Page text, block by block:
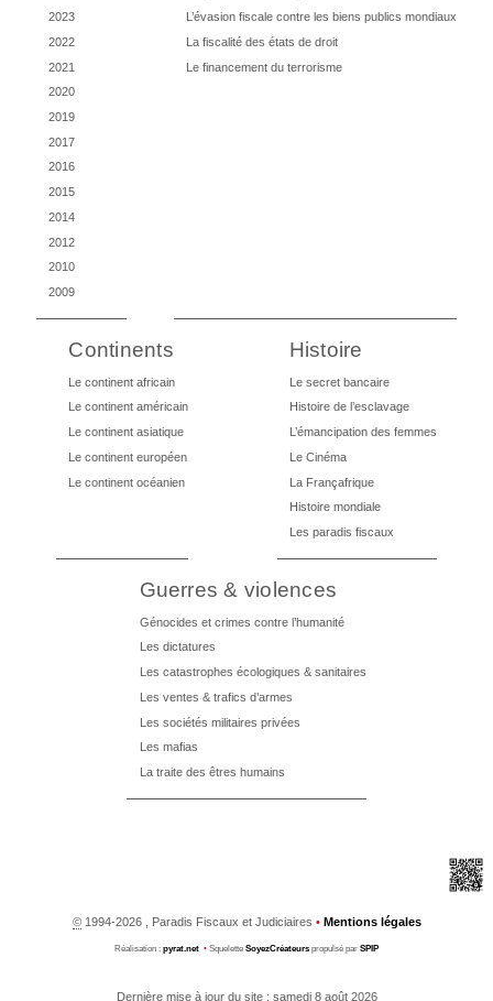
2023
2022
2021
2020
2019
2017
2016
2015
2014
2012
2010
2009
L’évasion fiscale contre les biens publics mondiaux
La fiscalité des états de droit
Le financement du terrorisme
Continents
Le continent africain
Le continent américain
Le continent asiatique
Le continent européen
Le continent océanien
Histoire
Le secret bancaire
Histoire de l’esclavage
L’émancipation des femmes
Le Cinéma
La Françafrique
Histoire mondiale
Les paradis fiscaux
Guerres & violences
Génocides et crimes contre l’humanité
Les dictatures
Les catastrophes écologiques & sanitaires
Les ventes & trafics d’armes
Les sociétés militaires privées
Les mafias
La traite des êtres humains
©1994-2026 , Paradis Fiscaux et Judiciaires • Mentions légales
Réalisation : pyrat.net • Squelette SoyezCréateurs propulsé par SPIP
Dernière mise à jour du site : samedi 8 août 2026